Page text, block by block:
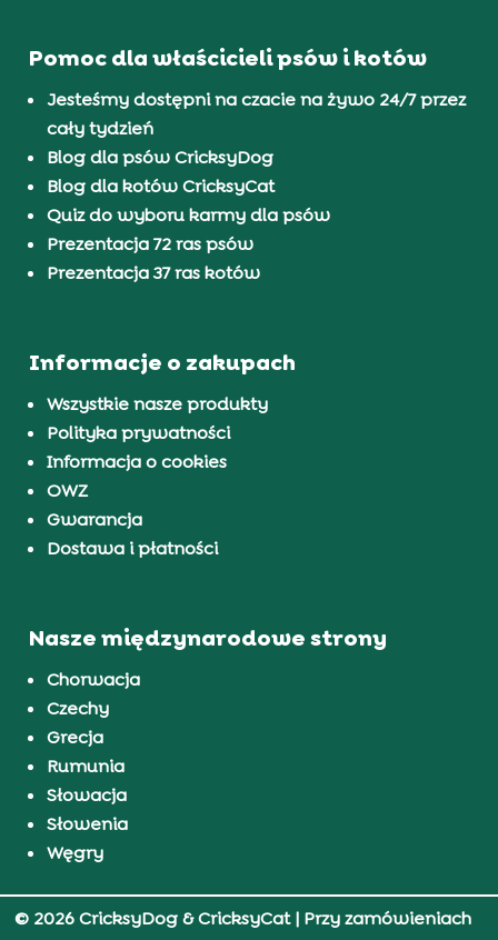
Pomoc dla właścicieli psów i kotów
Jesteśmy dostępni na czacie na żywo 24/7 przez
cały tydzień
Blog dla psów CricksyDog
Blog dla kotów CricksyCat
Quiz do wyboru karmy dla psów
Prezentacja 72 ras psów
Prezentacja 37 ras kotów
Informacje o zakupach
Wszystkie nasze produkty
Polityka prywatności
Informacja o cookies
OWZ
Gwarancja
Dostawa i płatności
Nasze międzynarodowe strony
Chorwacja
Czechy
Grecja
Rumunia
Słowacja
Słowenia
Węgry
© 2026 CricksyDog & CricksyCat| Przy zamówieniach